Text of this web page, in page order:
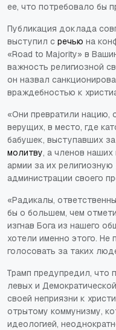
ее, что потребовало бы
Публикация доклада
выступил с речью на
«Road to Majority» в
важность религиозной
он назвал
враждебностью к
«Они превратили нацию,
верущих, в место, где
бабушек, выступавших
молитву, а членов
армии за их
администрации своего
«Радикалы,
бы о большем, чем
изгнав Бога из нашего
хотели именно этого.
голосовать за таких
Трамп предупредил, что
левых и
своей неприязни к
отрытому коммунизму,
идеологией,